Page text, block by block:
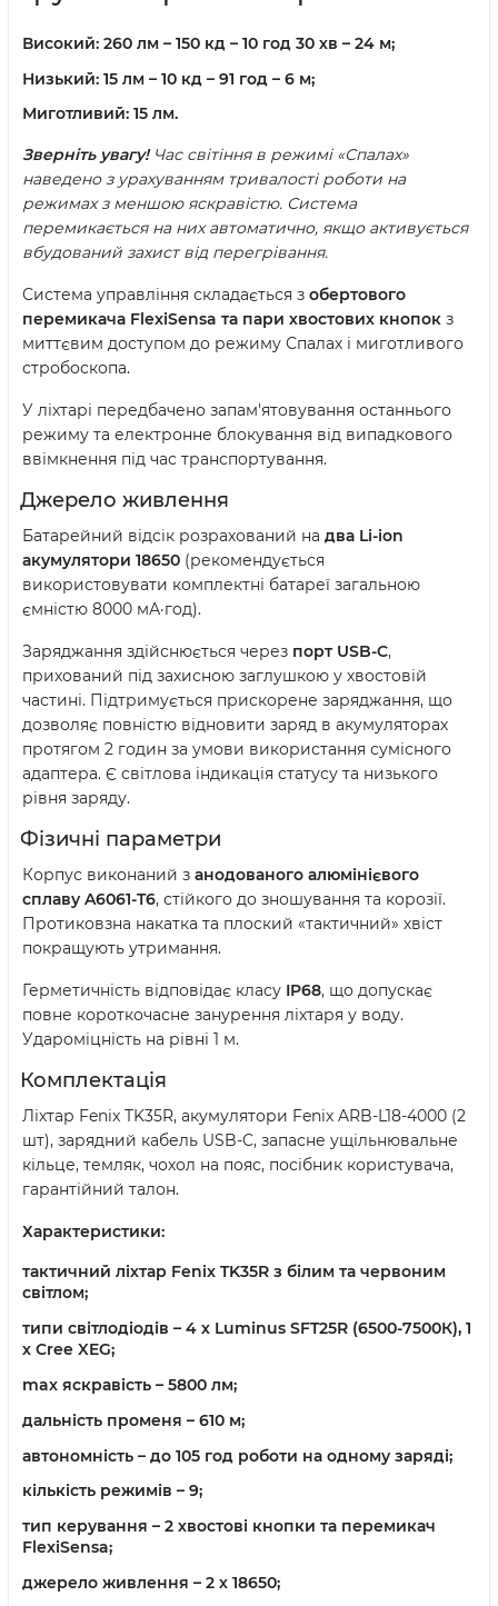
Високий: 260 лм – 150 кд – 10 год 30 хв – 24 м;
Низький: 15 лм – 10 кд – 91 год – 6 м;
Миготливий: 15 лм.
Зверніть увагу! Час світіння в режимі «Спалах»
наведено з урахуванням тривалості роботи на
режимах з меншою яскравістю. Система
перемикається на них автоматично, якщо активується
вбудований захист від перегрівання.
Система управління складається з обертового
перемикача FlexiSensa та пари хвостових кнопок з
миттєвим доступом до режиму Спалах і миготливого
стробоскопа.
У ліхтарі передбачено запам'ятовування останнього
режиму та електронне блокування від випадкового
ввімкнення під час транспортування.
Джерело живлення
Батарейний відсік розрахований на два Li-ion
акумулятори 18650 (рекомендується
використовувати комплектні батареї загальною
ємністю 8000 мА·год).
Заряджання здійснюється через порт USB-C,
прихований під захисною заглушкою у хвостовій
частині. Підтримується прискорене заряджання, що
дозволяє повністю відновити заряд в акумуляторах
протягом 2 годин за умови використання сумісного
адаптера. Є світлова індикація статусу та низького
рівня заряду.
Фізичні параметри
Корпус виконаний з анодованого алюмінієвого
сплаву A6061-T6, стійкого до зношування та корозії.
Протиковзна накатка та плоский «тактичний» хвіст
покращують утримання.
Герметичність відповідає класу IP68, що допускає
повне короткочасне занурення ліхтаря у воду.
Удароміцність на рівні 1 м.
Комплектація
Ліхтар Fenix TK35R, акумулятори Fenix ARB-L18-4000 (2
шт), зарядний кабель USB-C, запасне ущільнювальне
кільце, темляк, чохол на пояс, посібник користувача,
гарантійний талон.
Характеристики:
тактичний ліхтар Fenix TK35R з білим та червоним
світлом;
типи світлодіодів – 4 х Luminus SFT25R (6500-7500К), 1
х Cree XEG;
max яскравість – 5800 лм;
дальність променя – 610 м;
автономність – до 105 год роботи на одному заряді;
кількість режимів – 9;
тип керування – 2 хвостові кнопки та перемикач
FlexiSensa;
джерело живлення – 2 х 18650;